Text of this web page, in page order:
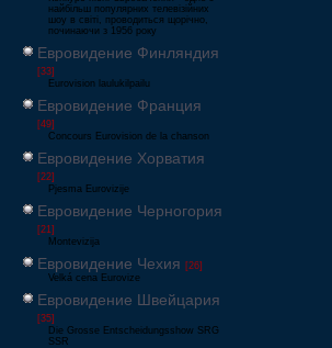
найбільш популярних телевізійних
шоу в світі, проводиться щорічно,
починаючи з 1956 року
Евровидение Финляндия
[33]
Eurovision laulukilpailu
Евровидение Франция
[49]
Concours Eurovision de la chanson
Евровидение Хорватия
[22]
Pjesma Eurovizije
Евровидение Черногория
[21]
Montevizija
Евровидение Чехия [26]
Velká cena Eurovize
Евровидение Швейцария
[35]
Die Grosse Entscheidungsshow SRG
SSR